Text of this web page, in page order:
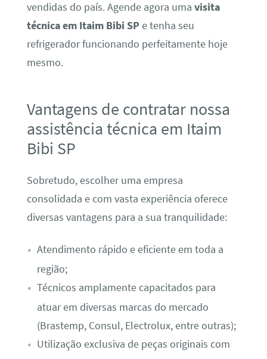
vendidas do país. Agende agora uma visita
técnica em Itaim Bibi SP e tenha seu
refrigerador funcionando perfeitamente hoje
mesmo.
Vantagens de contratar nossa
assistência técnica em Itaim
Bibi SP
Sobretudo, escolher uma empresa
consolidada e com vasta experiência oferece
diversas vantagens para a sua tranquilidade:
Atendimento rápido e eficiente em toda a
região;
Técnicos amplamente capacitados para
atuar em diversas marcas do mercado
(Brastemp, Consul, Electrolux, entre outras);
Utilização exclusiva de peças originais com